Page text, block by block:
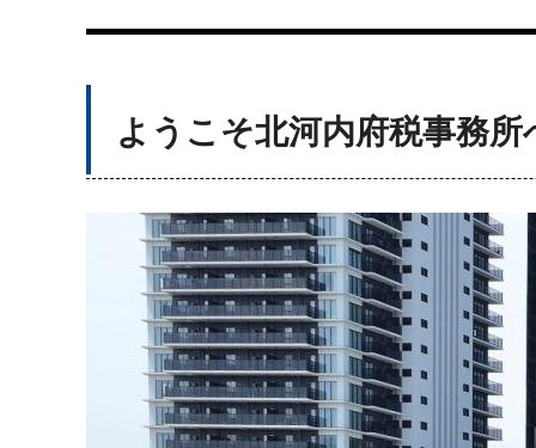
ようこそ北河内府税事務所